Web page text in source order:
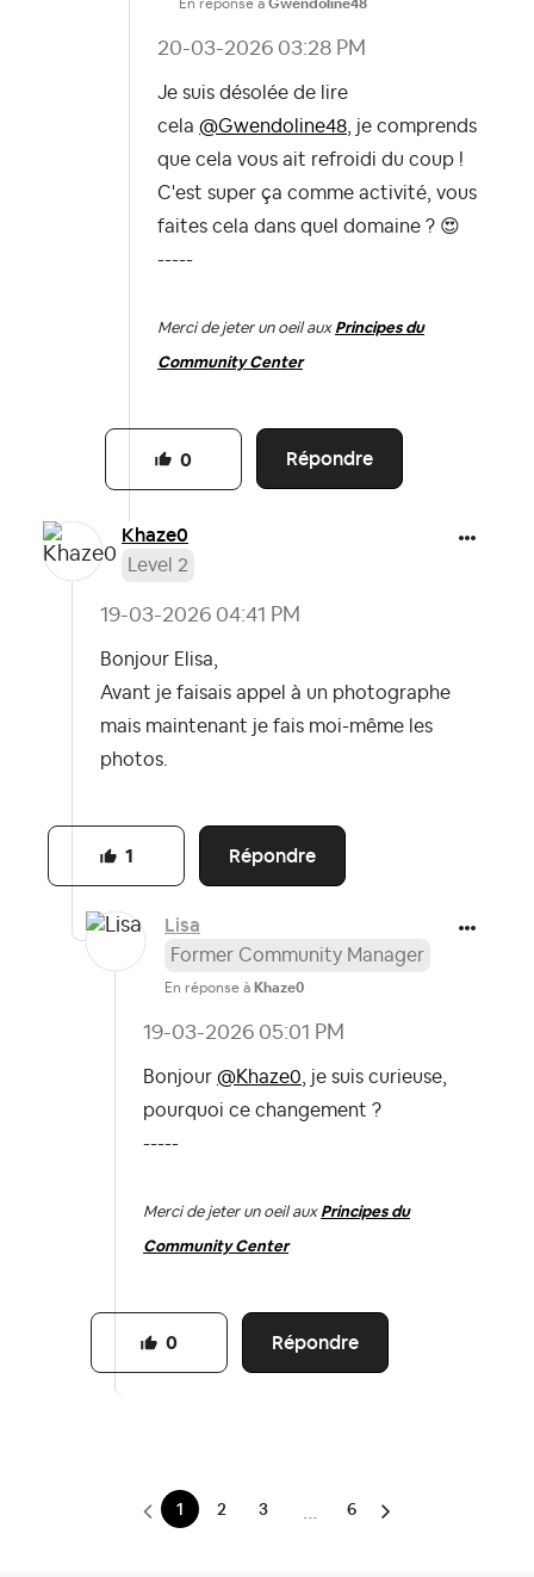
En réponse à Gwendoline48
‎20-03-2026 03:28 PM
Je suis désolée de lire
cela @Gwendoline48, je comprends
que cela vous ait refroidi du coup !
C'est super ça comme activité, vous
faites cela dans quel domaine ? 😍
-----
Merci de jeter un oeil aux Principes du
Community Center
Répondre
0
Khaze0
Level 2
‎19-03-2026 04:41 PM
Bonjour Elisa,
Avant je faisais appel à un photographe
mais maintenant je fais moi-même les
photos.
Répondre
1
Lisa
Former Community Manager
En réponse à Khaze0
‎19-03-2026 05:01 PM
Bonjour @Khaze0 , je suis curieuse,
pourquoi ce changement ?
-----
Merci de jeter un oeil aux Principes du
Community Center
Répondre
0
1 2 3 6